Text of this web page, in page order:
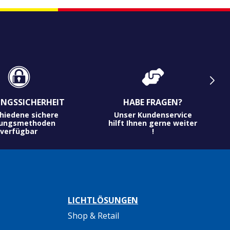
sichere
verfügbar
HABE FRAGEN?
Unser Kundenservice
hilft Ihnen gerne weiter
!
LICHTLÖSUNGEN
Shop & Retail